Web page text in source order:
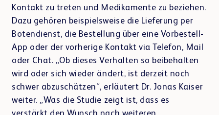
Kontakt zu treten und Medikamente zu beziehen.
Dazu gehören beispielsweise die Lieferung per
Botendienst, die Bestellung über eine Vorbestell-
App oder der vorherige Kontakt via Telefon, Mail
oder Chat. „Ob dieses Verhalten so beibehalten
wird oder sich wieder ändert, ist derzeit noch
schwer abzuschätzen“, erläutert Dr. Jonas Kaiser
weiter. „Was die Studie zeigt ist, dass es